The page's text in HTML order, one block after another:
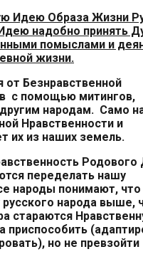
Идею Образа Жизни
надобно принять
помыслами и
жизни.
Безнравственной
с помощью митингов,
народам. Само
Нравственности и
их из наших земель.
Родового
переделать нашу
народы понимают, что
народа выше,
стараются
приспособить
но не превзойти